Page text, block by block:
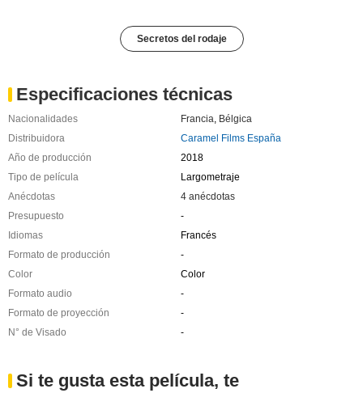
Secretos del rodaje
Especificaciones técnicas
Nacionalidades Francia Bélgica
Distribuidora
Caramel Films España
Año de producción
2018
Tipo de película
Largometraje
Anécdotas
4 anécdotas
Presupuesto
-
Idiomas
Francés
Formato de producción
-
Color
Color
Formato audio
-
Formato de proyección
-
N° de Visado
-
Si te gusta esta película, te